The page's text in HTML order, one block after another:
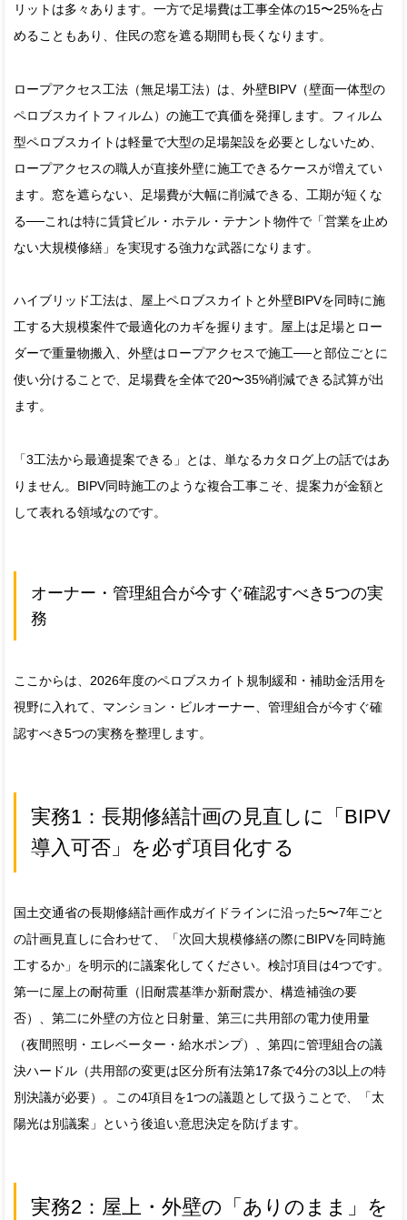
リットは多々あります。一方で足場費は工事全体の15〜25%を占
めることもあり、住民の窓を遮る期間も長くなります。
ロープアクセス工法（無足場工法）は、外壁BIPV（壁面一体型の
ペロブスカイトフィルム）の施工で真価を発揮します。フィルム
型ペロブスカイトは軽量で大型の足場架設を必要としないため、
ロープアクセスの職人が直接外壁に施工できるケースが増えてい
ます。窓を遮らない、足場費が大幅に削減できる、工期が短くな
る──これは特に賃貸ビル・ホテル・テナント物件で「営業を止め
ない大規模修繕」を実現する強力な武器になります。
ハイブリッド工法は、屋上ペロブスカイトと外壁BIPVを同時に施
工する大規模案件で最適化のカギを握ります。屋上は足場とロー
ダーで重量物搬入、外壁はロープアクセスで施工──と部位ごとに
使い分けることで、足場費を全体で20〜35%削減できる試算が出
ます。
「3工法から最適提案できる」とは、単なるカタログ上の話ではあ
りません。BIPV同時施工のような複合工事こそ、提案力が金額と
して表れる領域なのです。
オーナー・管理組合が今すぐ確認すべき5つの実
務
ここからは、2026年度のペロブスカイト規制緩和・補助金活用を
視野に入れて、マンション・ビルオーナー、管理組合が今すぐ確
認すべき5つの実務を整理します。
実務1：長期修繕計画の見直しに「BIPV
導入可否」を必ず項目化する
国土交通省の長期修繕計画作成ガイドラインに沿った5〜7年ごと
の計画見直しに合わせて、「次回大規模修繕の際にBIPVを同時施
工するか」を明示的に議案化してください。検討項目は4つです。
第一に屋上の耐荷重（旧耐震基準か新耐震か、構造補強の要
否）、第二に外壁の方位と日射量、第三に共用部の電力使用量
（夜間照明・エレベーター・給水ポンプ）、第四に管理組合の議
決ハードル（共用部の変更は区分所有法第17条で4分の3以上の特
別決議が必要）。この4項目を1つの議題として扱うことで、「太
陽光は別議案」という後追い意思決定を防げます。
実務2：屋上・外壁の「ありのまま」を